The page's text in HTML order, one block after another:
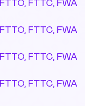
FTTC, FWA
FTTC, FWA
FTTC, FWA
FTTC, FWA